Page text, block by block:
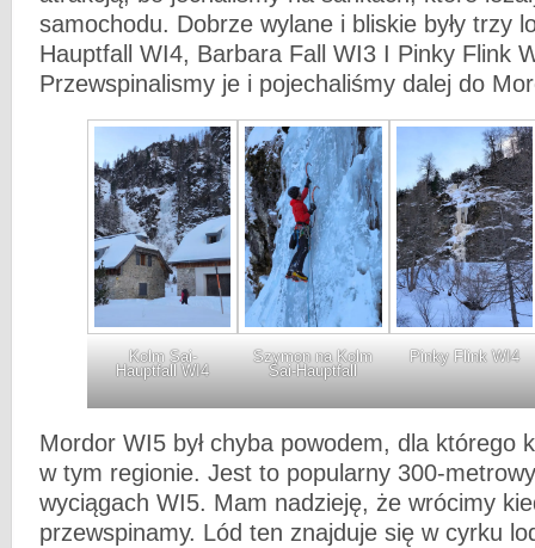
samochodu. Dobrze wylane i bliskie były trzy
Hauptfall WI4, Barbara Fall WI3 I Pinky Flink
Przewspinalismy je i pojechaliśmy dalej do
Kolm Sai-
Hauptfall WI4
Szymon na Kolm
Sai-Hauptfall
Pinky Flink WI4
Mordor WI5 był chyba powodem, dla którego
w tym regionie. Jest to popularny 300-
wyciągach WI5. Mam nadzieję, że wrócimy
przewspinamy. Lód ten znajduje się w cyrku